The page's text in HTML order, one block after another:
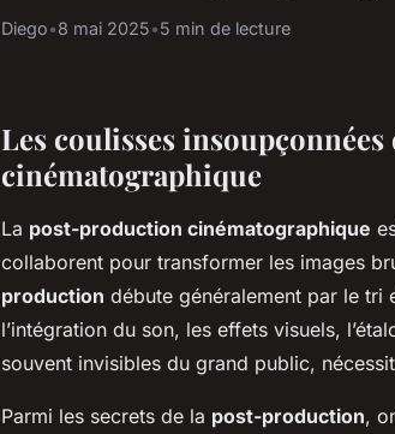
Diego•8 mai 2025•5 min de lecture
Les coulisses
cinématographique
La post-production cinématographique
collaborent pour transformer les images
production débute généralement par le tri
l’intégration du son, les effets visuels,
souvent invisibles du grand public,
Parmi les secrets de la post-production,